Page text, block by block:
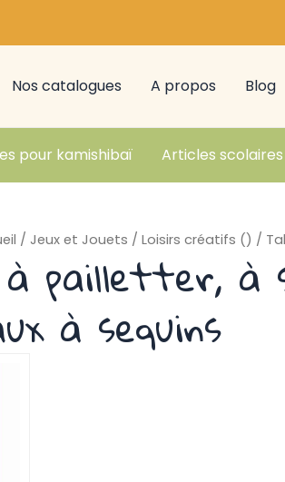
Nos catalogues A propos Blog
pour kamishibaï Articles
/ Jeux et Jouets / Loisirs créatifs () /
pailletter, à
à sequins